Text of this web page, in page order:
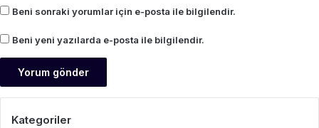
Beni sonraki yorumlar için e-posta ile bilgilendir.
Beni yeni yazılarda e-posta ile bilgilendir.
Kategoriler